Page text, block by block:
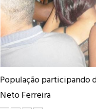
População
Neto Ferreira